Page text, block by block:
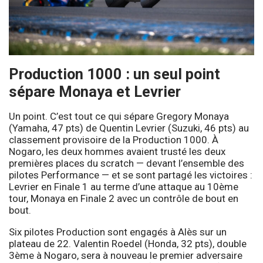
Production 1000 : un seul point
sépare Monaya et Levrier
Un point. C’est tout ce qui sépare Gregory Monaya
(Yamaha, 47 pts) de Quentin Levrier (Suzuki, 46 pts) au
classement provisoire de la Production 1000. À
Nogaro, les deux hommes avaient trusté les deux
premières places du scratch — devant l’ensemble des
pilotes Performance — et se sont partagé les victoires :
Levrier en Finale 1 au terme d’une attaque au 10ème
tour, Monaya en Finale 2 avec un contrôle de bout en
bout.
Six pilotes Production sont engagés à Alès sur un
plateau de 22. Valentin Roedel (Honda, 32 pts), double
3ème à Nogaro, sera à nouveau le premier adversaire